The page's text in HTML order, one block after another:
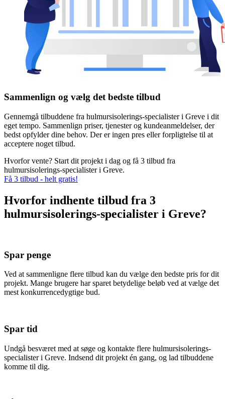
Sammenlign og vælg det bedste tilbud
Gennemgå tilbuddene fra hulmursisolerings-specialister i Greve i dit
eget tempo. Sammenlign priser, tjenester og kundeanmeldelser, der
bedst opfylder dine behov. Der er ingen pres eller forpligtelse til at
acceptere noget tilbud.
Hvorfor vente? Start dit projekt i dag og få 3 tilbud fra
hulmursisolerings-specialister i Greve.
Få 3 tilbud - helt gratis!
Hvorfor indhente tilbud fra 3
hulmursisolerings-specialister i Greve?
Spar penge
Ved at sammenligne flere tilbud kan du vælge den bedste pris for dit
projekt. Mange brugere har sparet betydelige beløb ved at vælge det
mest konkurrencedygtige bud.
Spar tid
Undgå besværet med at søge og kontakte flere hulmursisolerings-
specialister i Greve. Indsend dit projekt én gang, og lad tilbuddene
komme til dig.